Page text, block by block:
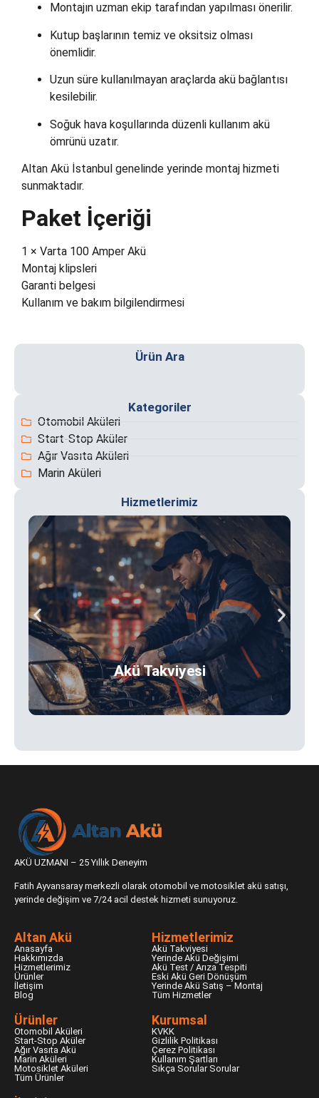
Montajın uzman ekip tarafından yapılması önerilir.
Kutup başlarının temiz ve oksitsiz olması
önemlidir.
Uzun süre kullanılmayan araçlarda akü bağlantısı
kesilebilir.
Soğuk hava koşullarında düzenli kullanım akü
ömrünü uzatır.
Altan Akü İstanbul genelinde yerinde montaj hizmeti
sunmaktadır.
Paket İçeriği
1 × Varta 100 Amper Akü
Montaj klipsleri
Garanti belgesi
Kullanım ve bakım bilgilendirmesi
Ürün Ara
Kategoriler
Otomobil Aküleri
Start-Stop Aküler
Ağır Vasıta Aküleri
Marin Aküleri
Hizmetlerimiz
Akü Takviyesi
Akünüz bittiğinde 7/24 konumunuza geliyoruz. Fatih ve
çevresinde hızlı ve güvenli akü takviye hizmeti
AKÜ UZMANI – 25 Yıllık Deneyim
Fatih Ayvansaray merkezli olarak otomobil ve motosiklet akü satışı,
yerinde değişim ve 7/24 acil destek hizmeti sunuyoruz.
Altan Akü
Anasayfa
Hakkımızda
Hizmetlerimiz
Ürünler
İletişim
Blog
Hizmetlerimiz
Akü Takviyesi
Yerinde Akü Değişimi
Akü Test / Arıza Tespiti
Eski Akü Geri Dönüşüm
Yerinde Akü Satış – Montaj
Tüm Hizmetler
Ürünler
Otomobil Aküleri
Start-Stop Aküler
Ağır Vasıta Akü
Marin Aküleri
Motosiklet Aküleri
Tüm Ürünler
Kurumsal
KVKK
Gizlilik Politikası
Çerez Politikası
Kullanım Şartları
Sıkça Sorular Sorular